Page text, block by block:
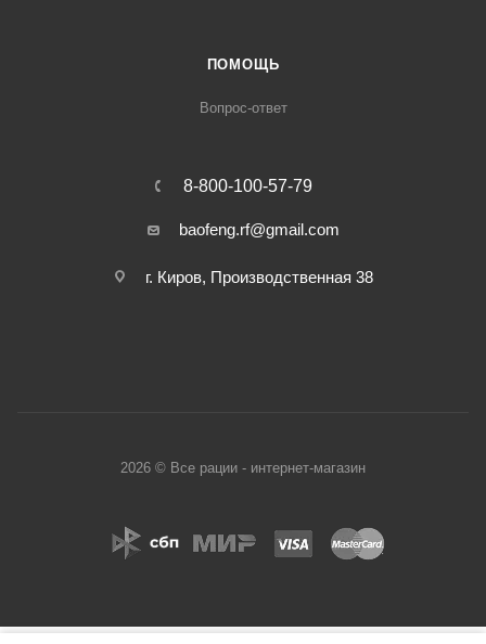
ПОМОЩЬ
Вопрос-ответ
8-800-100-57-79
baofeng.rf@gmail.com
г. Киров, Производственная 38
2026 © Все рации - интернет-магазин